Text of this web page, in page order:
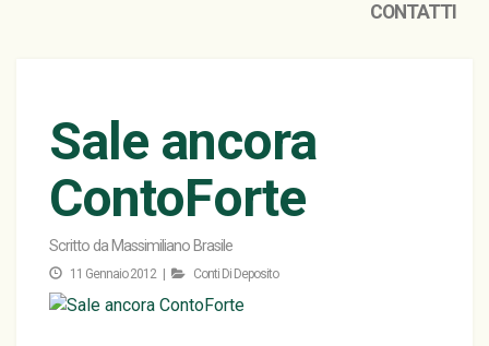
CONTATTI
Sale ancora
ContoForte
Scritto da Massimiliano Brasile
11 Gennaio 2012 | Conti Di Deposito